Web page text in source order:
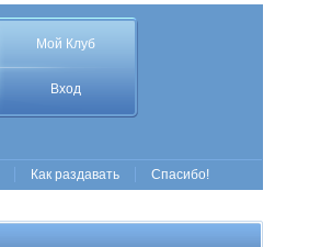
Мой Клуб
Вход
Как раздавать Спасибо!